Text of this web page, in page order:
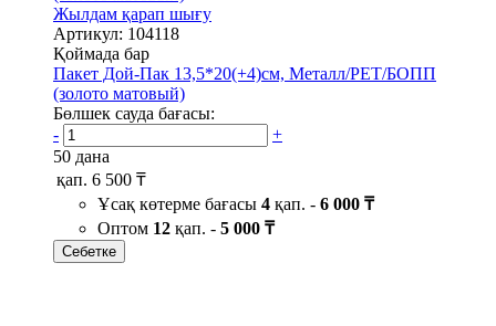
Жылдам қарап шығу
Артикул: 104118
Қоймада бар
Пакет Дой-Пак 13,5*20(+4)см, Металл/PET/БОПП
(золото матовый)
Бөлшек сауда бағасы:
-
+
50 дана
қап. 6 500 ₸
Ұсақ көтерме бағасы 4 қап. - 6 000 ₸
Оптом 12 қап. - 5 000 ₸
Себетке